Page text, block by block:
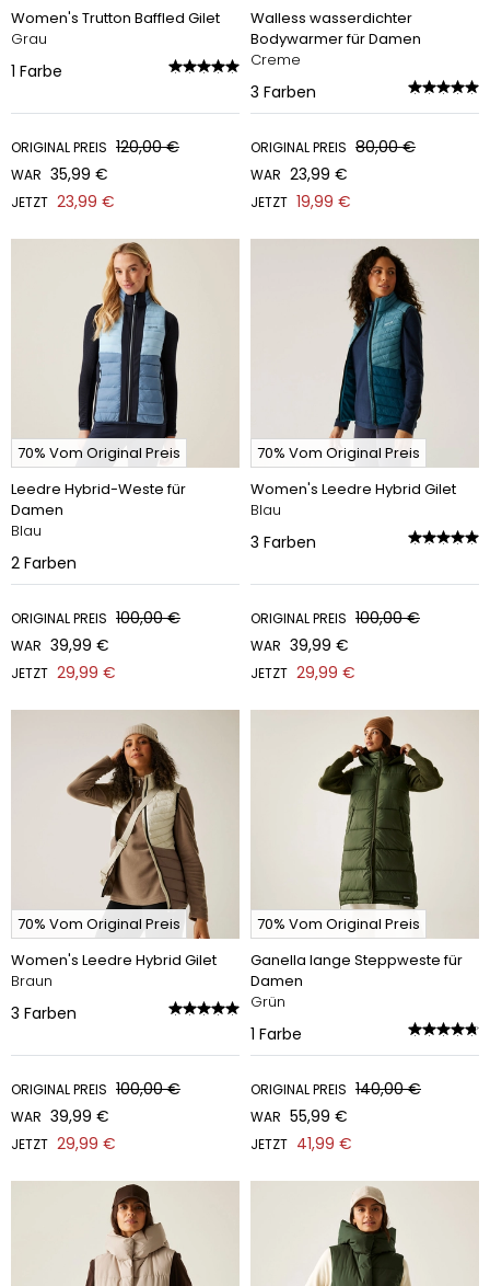
Women's Trutton Baffled Gilet
Grau
1 Farbe
ORIGINAL PREIS 120,00 €
WAR 35,99 €
JETZT 23,99 €
Walless wasserdichter
Bodywarmer für Damen
Creme
3 Farben
ORIGINAL PREIS 80,00 €
WAR 23,99 €
JETZT 19,99 €
70% Vom Original Preis
Leedre Hybrid-Weste für
Damen
Blau
2 Farben
ORIGINAL PREIS 100,00 €
WAR 39,99 €
JETZT 29,99 €
70% Vom Original Preis
Women's Leedre Hybrid Gilet
Blau
3 Farben
ORIGINAL PREIS 100,00 €
WAR 39,99 €
JETZT 29,99 €
70% Vom Original Preis
Women's Leedre Hybrid Gilet
Braun
3 Farben
ORIGINAL PREIS 100,00 €
WAR 39,99 €
JETZT 29,99 €
70% Vom Original Preis
Ganella lange Steppweste für
Damen
Grün
1 Farbe
ORIGINAL PREIS 140,00 €
WAR 55,99 €
JETZT 41,99 €